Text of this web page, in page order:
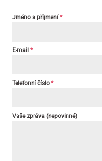
Jméno a příjmení*
E-mail *
Telefonní číslo *
Vaše zpráva (nepovinné)